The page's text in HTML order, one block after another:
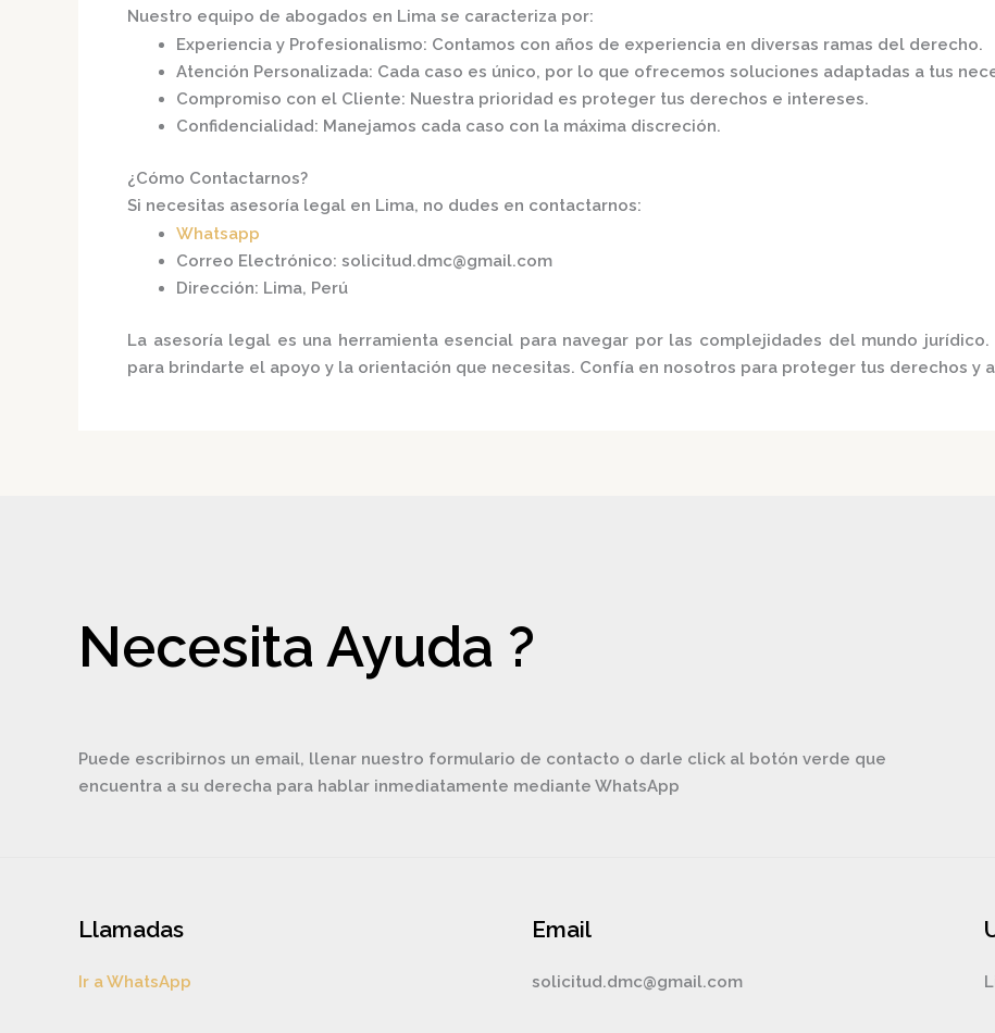
Nuestro equipo de abogados en Lima se caracteriza por:​
Experiencia y Profesionalismo: Contamos con años de experiencia en diversas ramas del derecho.
Atención Personalizada: Cada caso es único, por lo que ofrecemos soluciones adaptadas a tus
Compromiso con el Cliente: Nuestra prioridad es proteger tus derechos e intereses.
Confidencialidad: Manejamos cada caso con la máxima discreción.​
¿Cómo Contactarnos?
Si necesitas asesoría legal en Lima, no dudes en contactarnos:​
Whatsapp
Correo Electrónico: solicitud.dmc@gmail.com
Dirección: Lima, Perú​
La asesoría legal es una herramienta esencial para navegar por las complejidades del mundo jurídico.
para brindarte el apoyo y la orientación que necesitas. Confía en nosotros para proteger tus derechos y
Necesita Ayuda ?
Puede escribirnos un email, llenar nuestro formulario de contacto o darle click al botón verde que
encuentra a su derecha para hablar inmediatamente mediante WhatsApp
Llamadas
Ir a WhatsApp
Email
solicitud.dmc@gmail.com